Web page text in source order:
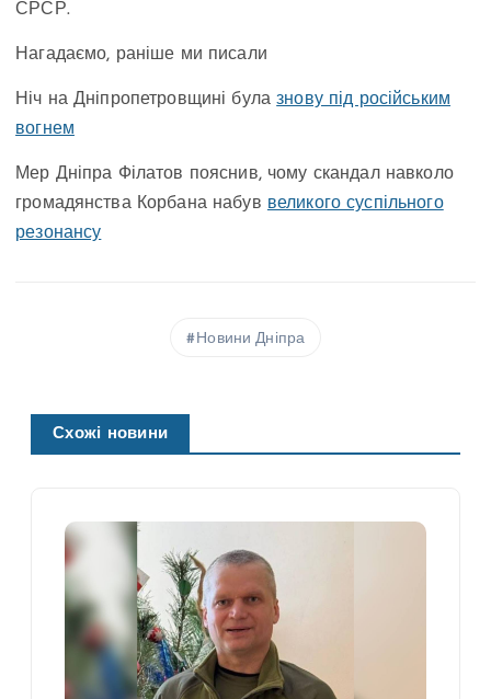
СРСР.
Нагадаємо, раніше ми писали
Ніч на Дніпропетровщині булазнову під російським
вогнем
Мер Дніпра Філатов пояснив, чому скандал навколо
громадянства Корбана набув великого суспільного
резонансу
Новини Дніпра
Схожі новини